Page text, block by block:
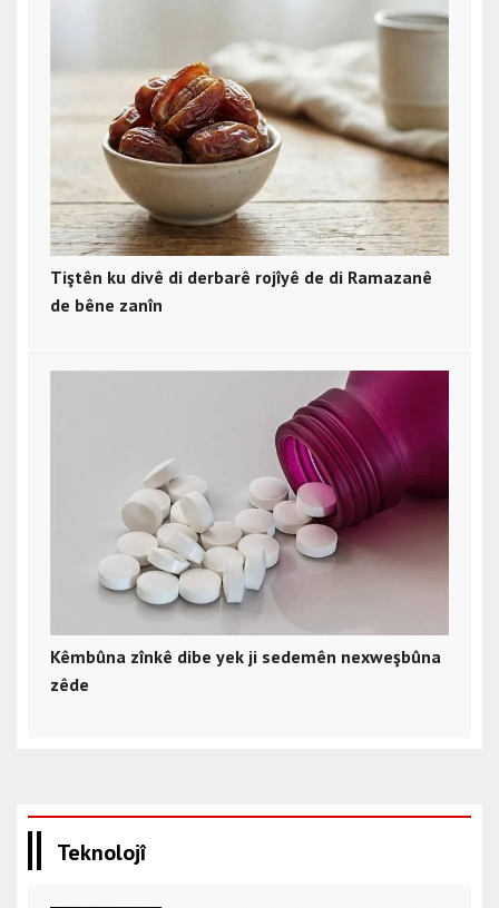
Tiştên ku divê di derbarê rojîyê de di Ramazanê
de bêne zanîn
Kêmbûna zînkê dibe yek ji sedemên nexweşbûna
zêde
Teknolojî